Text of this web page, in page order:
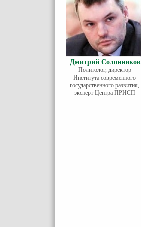
Дмитрий Солонников
Политолог, директор
Института современного
государственного развития,
эксперт Центра ПРИСП